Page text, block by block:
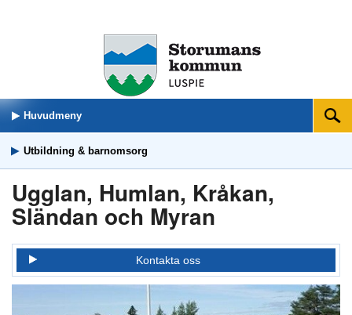
Huvudmeny Sök
Utbildning & barnomsorg
Ugglan, Humlan, Kråkan,
Sländan och Myran
Kontakta oss